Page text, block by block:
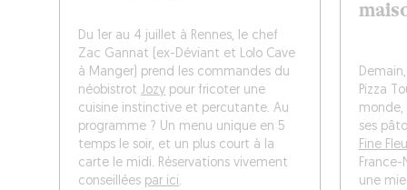
Du 1er au 4 juillet à Rennes, le chef
Zac Gannat (ex-Déviant et Lolo Cave
à Manger) prend les commandes du
néobistrot Jozy pour fricoter une
cuisine instinctive et percutante. Au
programme ? Un menu unique en 5
temps le soir, et un plus court à la
carte le midi. Réservations vivement
conseillées par ici.
Pizza
monde,
ses
Fine
France-
une